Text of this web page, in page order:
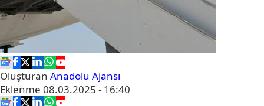
Oluşturan Anadolu Ajansı
Eklenme 08.03.2025 - 16:40